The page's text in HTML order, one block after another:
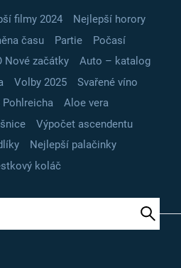
filmy 2024
Nejlepší horory
času Partie
Počasí
Nové začátky
Auto – katalog
Volby 2025
Svařené víno
Pohlreicha
Aloe vera
Výpočet ascendentu
Nejlepší palačinky
koláč